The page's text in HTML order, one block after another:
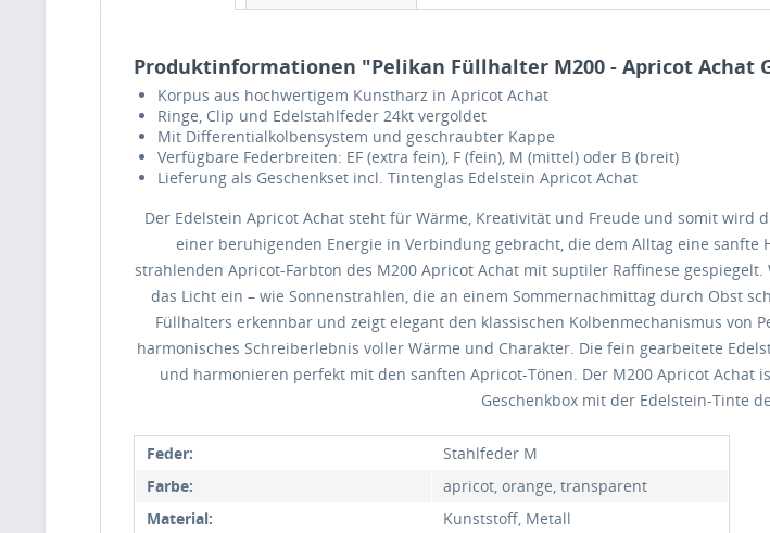
Produktinformationen "Pelikan Füllhalter M200 - Apricot Achat
Korpus aus hochwertigem Kunstharz in Apricot Achat
Ringe, Clip und Edelstahlfeder 24kt vergoldet
Mit Differentialkolbensystem und geschraubter Kappe
Verfügbare Federbreiten: EF (extra fein), F (fein), M (mittel) oder B (breit)
Lieferung als Geschenkset incl. Tintenglas Edelstein Apricot Achat
Der Edelstein Apricot Achat steht für Wärme, Kreativität und Freude und somit
einer beruhigenden Energie in Verbindung gebracht, die dem Alltag eine
strahlenden Apricot-Farbton des M200 Apricot Achat mit suptiler Raffinese
das Licht ein – wie Sonnenstrahlen, die an einem Sommernachmittag durch Obst
Füllhalters erkennbar und zeigt elegant den klassischen Kolbenmechanismus von
harmonisches Schreiberlebnis voller Wärme und Charakter. Die fein gearbeitete
und harmonieren perfekt mit den sanften Apricot-Tönen. Der M200 Apricot Achat
Geschenkbox mit der Edelstein-Tinte
Feder:
Stahlfeder M
Farbe:
apricot, orange, transparent
Material:
Kunststoff, Metall